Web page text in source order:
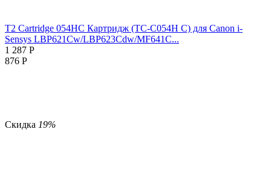
T2 Cartridge 054HC Картридж (TC-C054H C) для Canon i-
Sensys LBP621Cw/LBP623Cdw/MF641C...
1 287 Р
876 Р
Скидка 19%